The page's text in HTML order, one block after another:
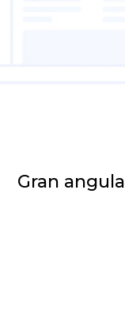
Gran